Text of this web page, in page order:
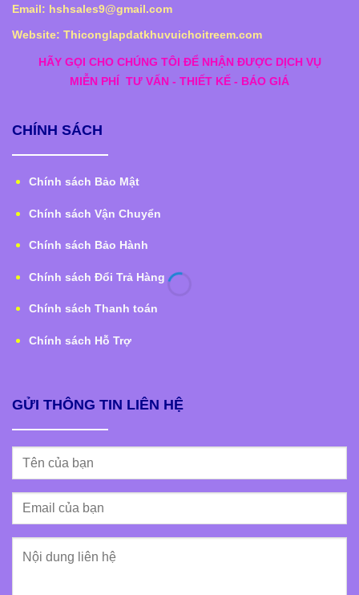
Email: hshsales9@gmail.com
Website: Thiconglapdatkhuvuichoitreem.com
HÃY GỌI CHO CHÚNG TÔI ĐỂ NHẬN ĐƯỢC DỊCH VỤ
MIỄN PHÍ TƯ VẤN - THIẾT KẾ - BÁO GIÁ
CHÍNH SÁCH
Chính sách Bảo Mật
Chính sách Vận Chuyển
Chính sách Bảo Hành
Chính sách Đổi Trả Hàng
Chính sách Thanh toán
Chính sách Hỗ Trợ
GỬI THÔNG TIN LIÊN HỆ